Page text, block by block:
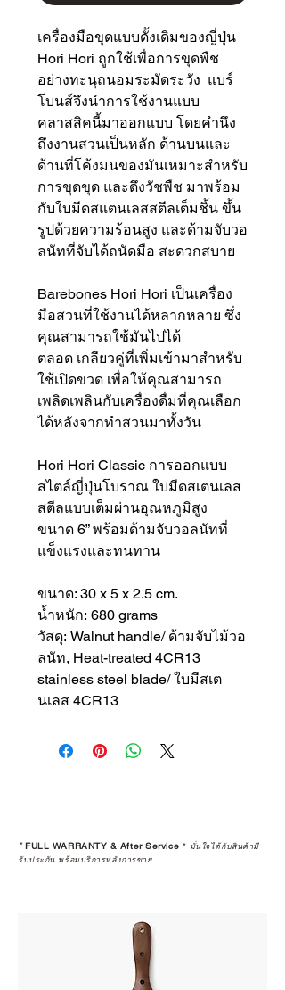
เครื่องมือขุดแบบดั้งเดิมของญี่ปุ่น
Hori Hori ถูกใช้เพื่อการขุดพืช
อย่างทะนุถนอมระมัดระวัง แบร์
โบนส์จึงนำการใช้งานแบบ
คลาสสิคนี้มาออกแบบ โดยคำนึง
ถึงงานสวนเป็นหลัก ด้านบนและ
ด้านที่โค้งมนของมันเหมาะสำหรับ
การขุดขุด และดึงวัชพืช มาพร้อม
กับใบมีดสแตนเลสสตีลเต็มชิ้น ขึ้น
รูปด้วยความร้อนสูง และด้ามจับวอ
ลนัทที่จับได้ถนัดมือ สะดวกสบาย
Barebones Hori Hori เป็นเครื่อง
มือสวนที่ใช้งานได้หลากหลาย ซึ่ง
คุณสามารถใช้มันไปได้
ตลอด เกลียวคู่ที่เพิ่มเข้ามาสำหรับ
ใช้เปิดขวด เพื่อให้คุณสามารถ
เพลิดเพลินกับเครื่องดื่มที่คุณเลือก
ได้หลังจากทำสวนมาทั้งวัน
Hori Hori Classic การออกแบบ
สไตล์ญี่ปุ่นโบราณ ใบมีดสเตนเลส
สตีลแบบเต็มผ่านอุณหภูมิสูง
ขนาด 6” พร้อมด้ามจับวอลนัทที่
แข็งแรงและทนทาน
ขนาด: 30 x 5 x 2.5 cm.
น้ำหนัก: 680 grams
วัสดุ: Walnut handle/ ด้ามจับไม้วอ
ลนัท, Heat-treated 4CR13
stainless steel blade/ ใบมีสเต
นเลส 4CR13
*FULL WARRANTY & After Service * มั่นใจได้กับสินค้ามี
รับประกัน พร้อมบริการหลังการขาย